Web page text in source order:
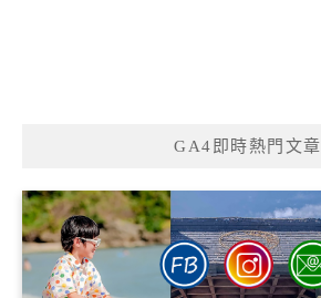
GA4即時熱門文章